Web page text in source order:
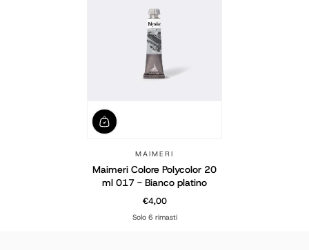
MAIMERI
Maimeri Colore Polycolor 20
ml 017 - Bianco platino
Prezzo normale
€4,00
Solo 6 rimasti